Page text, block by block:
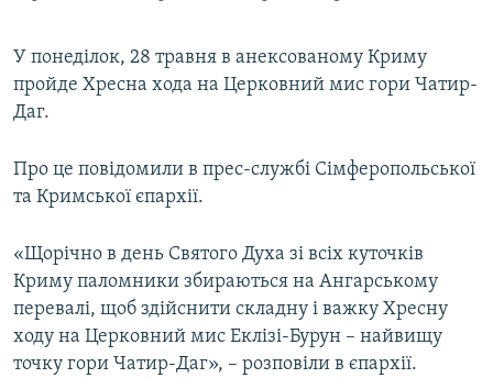
Усі сайти RFE/RL
У понеділок, 28 травня в анексованому Криму
пройде Хресна хода на Церковний мис гори Чатир-
Даг.
Про це повідомили в прес-службі Сімферопольської
та Кримської єпархії.
«Щорічно в день Святого Духа зі всіх куточків
Криму паломники збираються на Ангарському
перевалі, щоб здійснити складну і важку Хресну
ходу на Церковний мис Еклізі-Бурун – найвищу
точку гори Чатир-Даг», – розповіли в єпархії.